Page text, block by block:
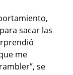
sacar las
me
se